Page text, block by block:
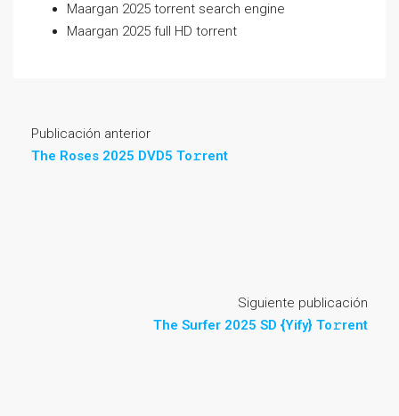
Maargan 2025 torrent search engine
Maargan 2025 full HD torrent
Publicación anterior
The Roses 2025 DVD5 To𝚛rent
Siguiente publicación
The Surfer 2025 SD {Yify} To𝚛rent